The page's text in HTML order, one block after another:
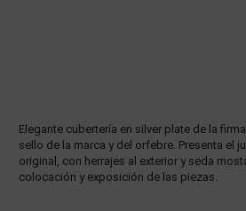
Elegante cubertería en silver plate de la
sello de la marca y del orfebre. Presenta el
original, con herrajes al exterior y seda
colocación y exposición de las piezas.